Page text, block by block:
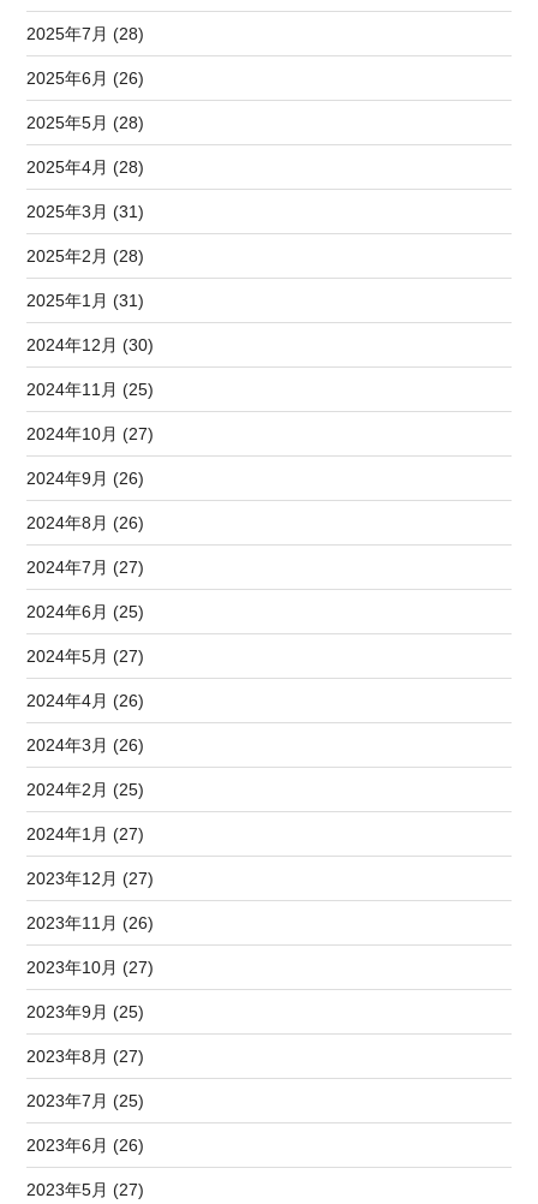
2025年7月 (28)
2025年6月 (26)
2025年5月 (28)
2025年4月 (28)
2025年3月 (31)
2025年2月 (28)
2025年1月 (31)
2024年12月 (30)
2024年11月 (25)
2024年10月 (27)
2024年9月 (26)
2024年8月 (26)
2024年7月 (27)
2024年6月 (25)
2024年5月 (27)
2024年4月 (26)
2024年3月 (26)
2024年2月 (25)
2024年1月 (27)
2023年12月 (27)
2023年11月 (26)
2023年10月 (27)
2023年9月 (25)
2023年8月 (27)
2023年7月 (25)
2023年6月 (26)
2023年5月 (27)